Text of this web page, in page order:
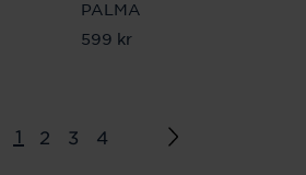
PALMA
Pris:599 kr
599 kr
1 2 3 4